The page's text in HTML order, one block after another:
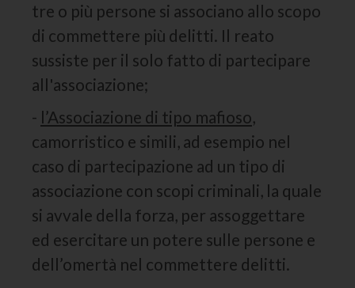
tre o più persone si associano allo scopo
di commettere più delitti. Il reato
sussiste per il solo fatto di partecipare
all'associazione;
- l’Associazione di tipo mafioso,
camorristico e simili, ad esempio nel
caso di partecipazione ad un tipo di
associazione con scopi criminali, la quale
si avvale della forza, per assoggettare
ed esercitare un potere sulle persone e
dell’omertà nel commettere delitti.